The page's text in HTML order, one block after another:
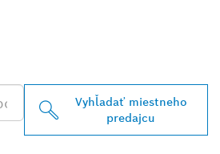
Vyhľadať miestneho
predajcu